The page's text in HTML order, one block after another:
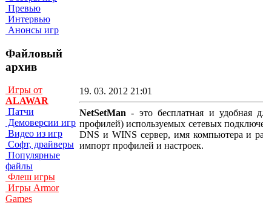
Превью
Интервью
Анонсы игр
Файловый
архив
Игры от
ALAWAR
Патчи
Демоверсии игр
Видео из игр
Софт, драйверы
Популярные
файлы
Флеш игры
Игры Armor
Games
19. 03. 2012 21:01
NetSetMan- это бесплатная и удобная
профилей) используемых сетевых
DNS и WINS сервер, имя компьютера и
импорт профилей и настроек.